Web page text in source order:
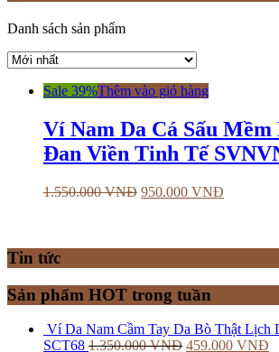
Danh sách sản phẩm
Sale 39%Thêm vào giỏ hàng
Ví Nam Da Cá Sấu
Đan Viền Tinh Tế
1.550.000VNĐ 950.000 VNĐ
Tin tức
Sản phẩm HOT trong tuần
Ví Da Nam Cầm Tay Da Bò Thật Lịch
SCT68 1.350.000VNĐ 459.000 VNĐ